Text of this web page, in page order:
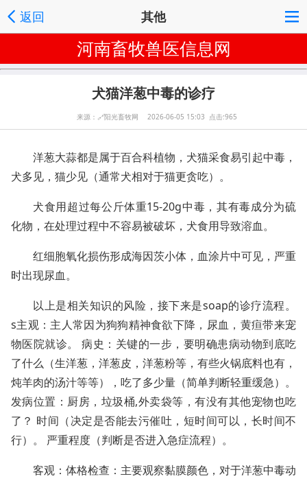
返回 其他
河南畜牧兽医信息网
犬猫洋葱中毒的诊疗
来源： 🔗阳光畜牧网 2026-06-05 15:03 点击:965
洋葱大蒜都是属于百合科植物，犬猫采食易引起中毒，
犬多见，猫少见（通常犬相对于猫更贪吃）。
犬食用超过每公斤体重15-20g中毒，其有毒成分为硫
化物，在处理过程中不容易被破坏，犬食用导致溶血。
红细胞氧化损伤形成海因茨小体，血涂片中可见，严重
时出现尿血。
以上是相关知识的风险，接下来是soap的诊疗流程。
s主观：主人常因为狗狗精神食欲下降，尿血，黄疸带来宠
物医院就诊。 病史：关键的一步，要明确患病动物到底吃
了什么（生洋葱，洋葱皮，洋葱粉等，有些火锅底料也有，
炖羊肉的汤汁等等），吃了多少量（简单判断轻重缓急）。
发病位置：厨房，垃圾桶,外卖袋等，有没有其他宠物也吃
了？ 时间（决定是否能去污催吐，短时间可以，长时间不
行）。 严重程度（判断是否进入急症流程）。
客观：体格检查：主要观察黏膜颜色，对于洋葱中毒动